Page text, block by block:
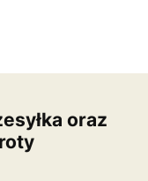
oraz